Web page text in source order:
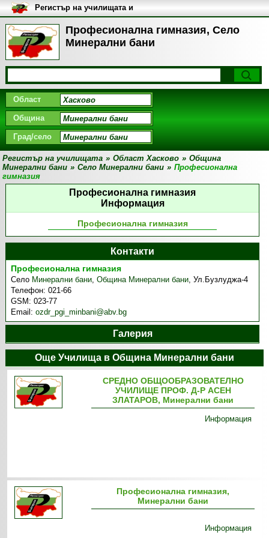
Професионална гимназия, Село
Минерални бани
Регистър на училищата и
университетите в България
Област
Община
Град/село
Регистър на училищата » Област Хасково » Община
Минерални бани » Село Минерални бани » Професионална
гимназия
Професионална гимназия
Информация
Професионална гимназия
Контакти
Професионална гимназия
Село Минерални бани,Община Минерални бани,Ул.Бузлуджа-4
Телефон:021-66
GSM:023-77
Email:ozdr_pgi_minbani@abv.bg
Галерия
Още Училища в Община Минерални бани
СРЕДНО ОБЩООБРАЗОВАТЕЛНО
УЧИЛИЩЕ ПРОФ. Д-Р АСЕН
ЗЛАТАРОВ, Минерални бани
Информация
Професионална гимназия,
Минерални бани
Информация